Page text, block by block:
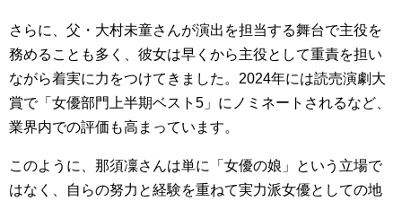
さらに、父・大村未童さんが演出を担当する舞台で主役を
務めることも多く、彼女は早くから主役として重責を担い
ながら着実に力をつけてきました。2024年には読売演劇大
賞で「女優部門上半期ベスト5」にノミネートされるなど、
業界内での評価も高まっています。
このように、那須凜さんは単に「女優の娘」という立場で
はなく、自らの努力と経験を重ねて実力派女優としての地